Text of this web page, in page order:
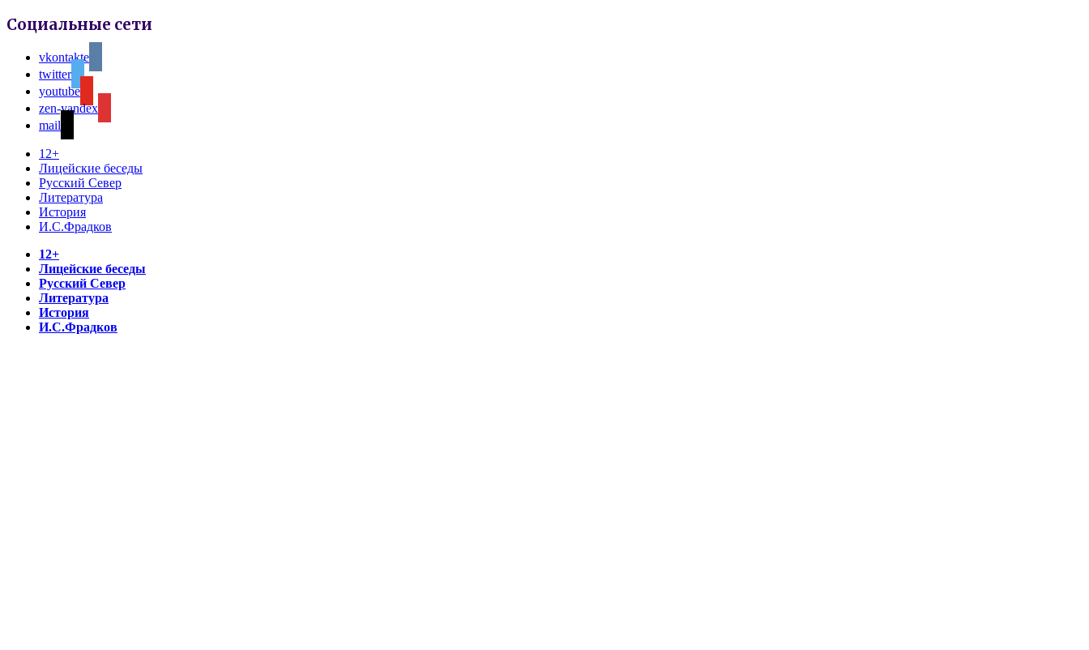
Социальные сети
vkontakte
twitter
youtube
zen-yandex
mail
12+
Лицейские беседы
Русский Север
Литература
История
И.С.Фрадков
12+
Лицейские беседы
Русский Север
Литература
История
И.С.Фрадков